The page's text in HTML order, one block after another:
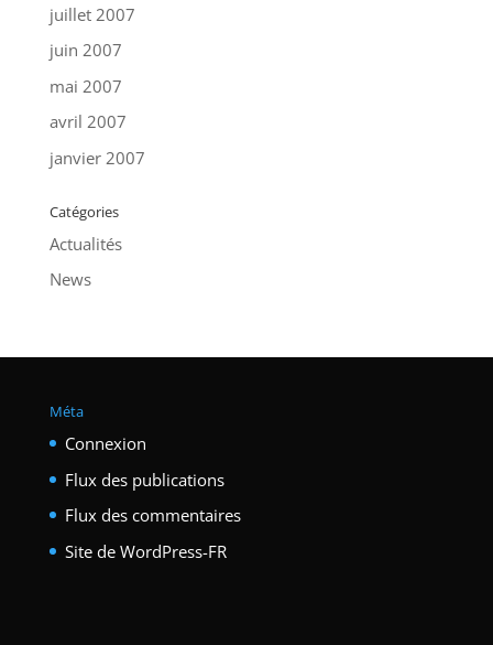
juillet 2007
juin 2007
mai 2007
avril 2007
janvier 2007
Catégories
Actualités
News
Méta
Connexion
Flux des publications
Flux des commentaires
Site de WordPress-FR